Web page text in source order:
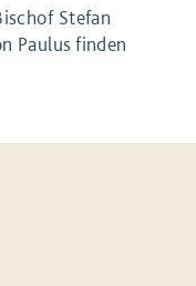
Stefan
Paulus finden